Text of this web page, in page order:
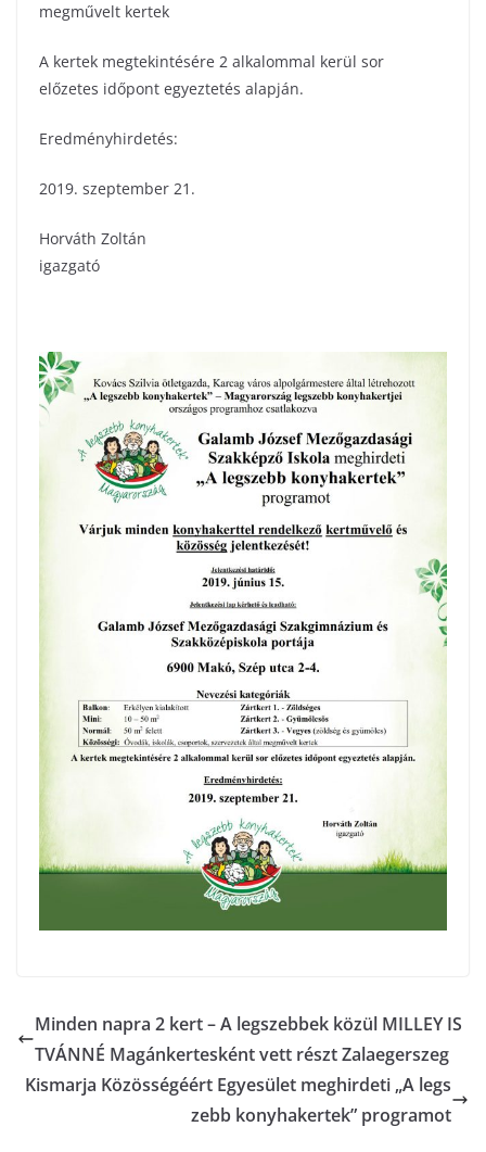
megművelt kertek
A kertek megtekintésére 2 alkalommal kerül sor
előzetes időpont egyeztetés alapján.
Eredményhirdetés:
2019. szeptember 21.
Horváth Zoltán
igazgató
Minden napra 2 kert – A legszebbek közül MILLEY IS
TVÁNNÉ Magánkertesként vett részt Zalaegerszeg
Kismarja Közösségéért Egyesület meghirdeti „A legs
zebb konyhakertek” programot